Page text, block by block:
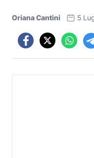
Oriana Cantini 5